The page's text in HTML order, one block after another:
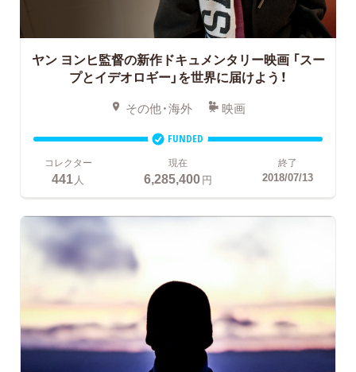
ヤン ヨンヒ監督の新作ドキュメンタリー映画「スー
プとイデオロギー」を世界に届けよう！
その他・海外 映画
FUNDED
コレクター
441 人
現在
6,285,400円
終了
2018/07/13